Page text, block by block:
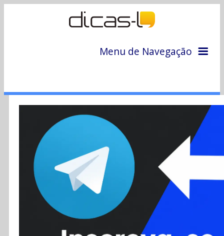
Menu de Navegação
Colunas
Colaboradores